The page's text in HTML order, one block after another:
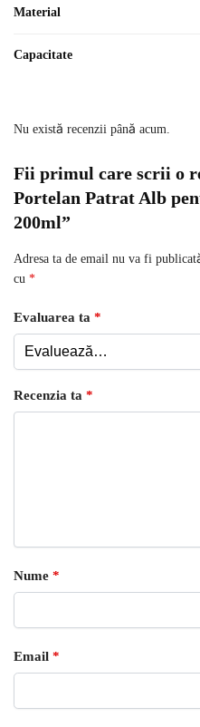
Material
Capacitate
Nu există recenzii până acum.
Fii primul care scrii o
Portelan Patrat Alb
200ml”
Adresa ta de email nu va fi
cu *
Evaluarea ta *
Recenzia ta *
Nume *
Email *